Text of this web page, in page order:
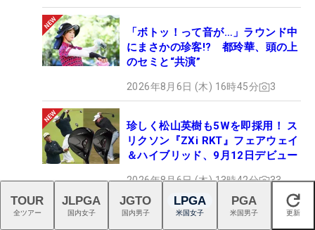
「ボトッ！って音が…」ラウンド中
にまさかの珍客!? 都玲華、頭の上
のセミと“共演”
2026年8月6日 (木) 16時45分 3
珍しく松山英樹も5Wを即採用！ ス
リクソン『ZXi RKT』フェアウェイ
＆ハイブリッド、9月12日デビュー
2026年8月6日 (木) 13時42分
33
閉じる
TOUR
全ツアー
JLPGA
国内女子
JGTO
国内男子
LPGA
米国女子
PGA
米国男子 更新